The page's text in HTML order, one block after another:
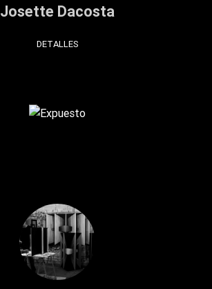
Josette Dacosta
DETALLES